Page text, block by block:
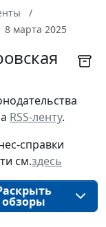
8 марта 2025
RSS-ленту.
справки
см.здесь
обзоры